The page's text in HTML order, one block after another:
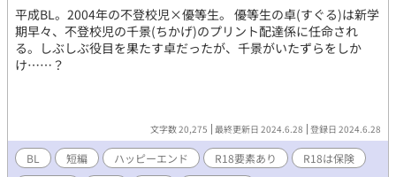
平成BL。2004年の不登校児×優等生。 優等生の卓(すぐる)は新学
期早々、不登校児の千景(ちかげ)のプリント配達係に任命され
る。しぶしぶ役目を果たす卓だったが、千景がいたずらをしか
け……？
文字数 20,275 最終更新日 2024.6.28 登録日 2024.6.28
BL 短編 ハッピーエンド R18要素あり
R18は保険